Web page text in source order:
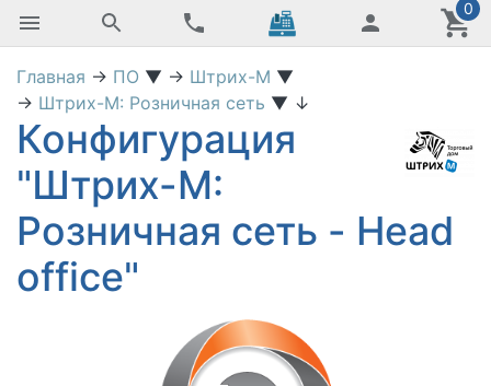
0
Главная → ПО ▼ → Штрих-М ▼
→ Штрих-М: Розничная сеть ▼ ↓
Конфигурация
"Штрих-М:
Розничная сеть - Head
office"